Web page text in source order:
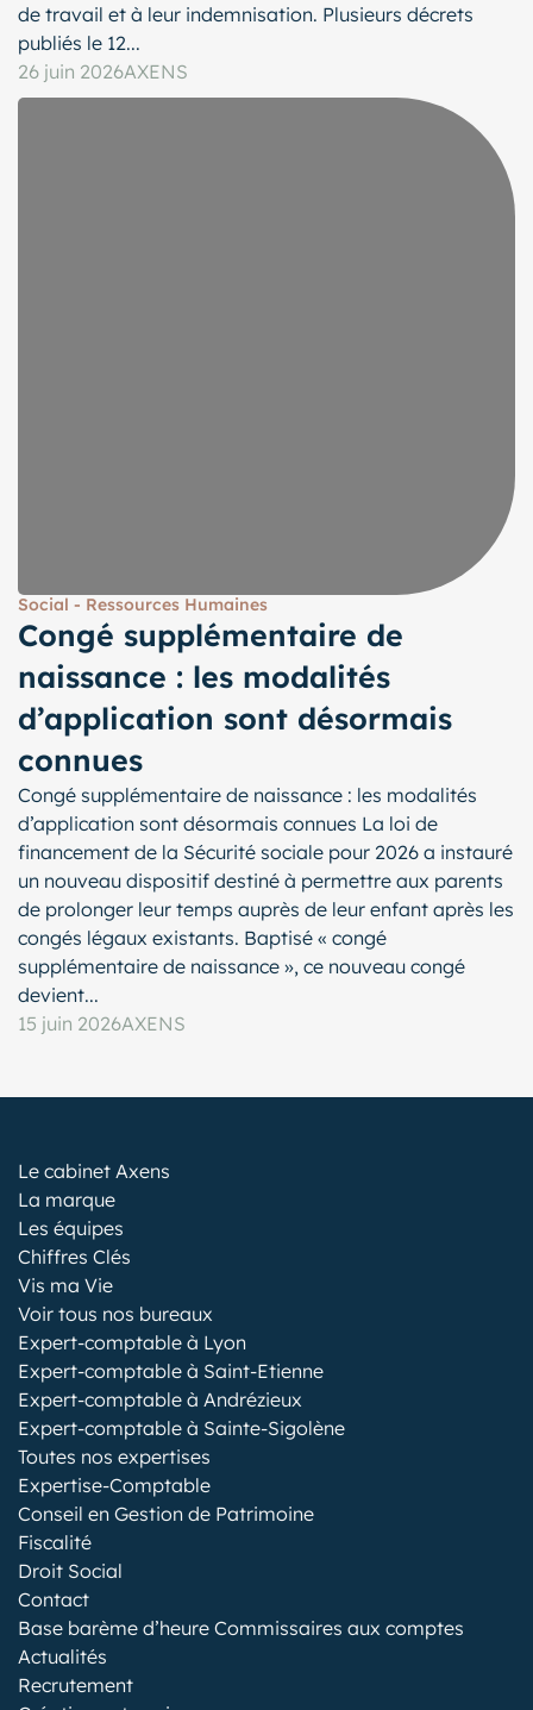
de travail et à leur indemnisation. Plusieurs décrets
publiés le 12...
26 juin 2026AXENS
Social - Ressources Humaines
Congé supplémentaire de
naissance : les modalités
d’application sont désormais
connues
Congé supplémentaire de naissance : les modalités
d’application sont désormais connues La loi de
financement de la Sécurité sociale pour 2026 a instauré
un nouveau dispositif destiné à permettre aux parents
de prolonger leur temps auprès de leur enfant après les
congés légaux existants. Baptisé « congé
supplémentaire de naissance », ce nouveau congé
devient...
15 juin 2026AXENS
Le cabinet Axens
La marque
Les équipes
Chiffres Clés
Vis ma Vie
Voir tous nos bureaux
Expert-comptable à Lyon
Expert-comptable à Saint-Etienne
Expert-comptable à Andrézieux
Expert-comptable à Sainte-Sigolène
Toutes nos expertises
Expertise-Comptable
Conseil en Gestion de Patrimoine
Fiscalité
Droit Social
Contact
Base barème d’heure Commissaires aux comptes
Actualités
Recrutement